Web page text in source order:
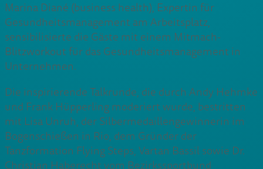
Marina Diané (business health), Expertin für
Gesundheitsmanagement am Arbeitsplatz,
sensibilisierte die Gäste mit einem Mitmach-
Blitzworkout für das Gesundheitsmanagement in
Unternehmen.
Die inspirierende Talkrunde, die durch Andy Hehmke
und Frank Hüpperling moderiert wurde, bestritten
mit Lisa Unruh, der Silbermedaillengewinnerin im
Bogenschießen in Rio, dem Gründer der
Tanzformation Flying Steps, Vartan Bassil sowie Dr.
Christian Haberecht vom Bezirkssportbund